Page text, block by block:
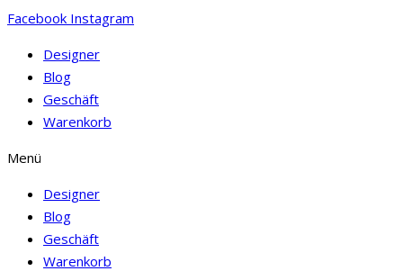
Facebook Instagram
Designer
Blog
Geschäft
Warenkorb
Menü
Designer
Blog
Geschäft
Warenkorb